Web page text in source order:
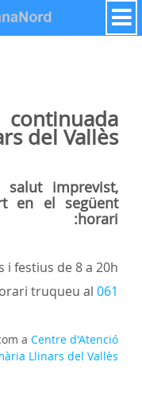
דלג לתוכן
del Vallès
imprevist,
en el següent
horari:
i festius de 8 a 20h
truqueu al 061
a Centre d'Atenció
Llinars del Vallès